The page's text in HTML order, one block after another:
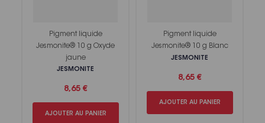
Pigment liquide
Jesmonite® 10 g Oxyde
jaune
JESMONITE
8,65 €
AJOUTER AU PANIER
Pigment liquide
Jesmonite® 10 g Blanc
JESMONITE
8,65 €
AJOUTER AU PANIER